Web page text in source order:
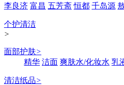
李良济 富昌 五芳斋 恒都 千岛源
个护清洁
>
面部护肤>
精华 洁面 爽肤水/化妆水 乳
清洁纸品>